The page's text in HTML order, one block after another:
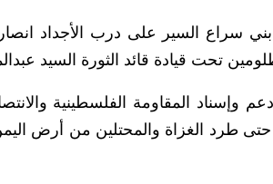
سراع السير على درب الأجداد
تحت قيادة قائد الثورة السيد
وإسناد المقاومة الفلسطينية
حتى طرد الغزاة والمحتلين من أرض